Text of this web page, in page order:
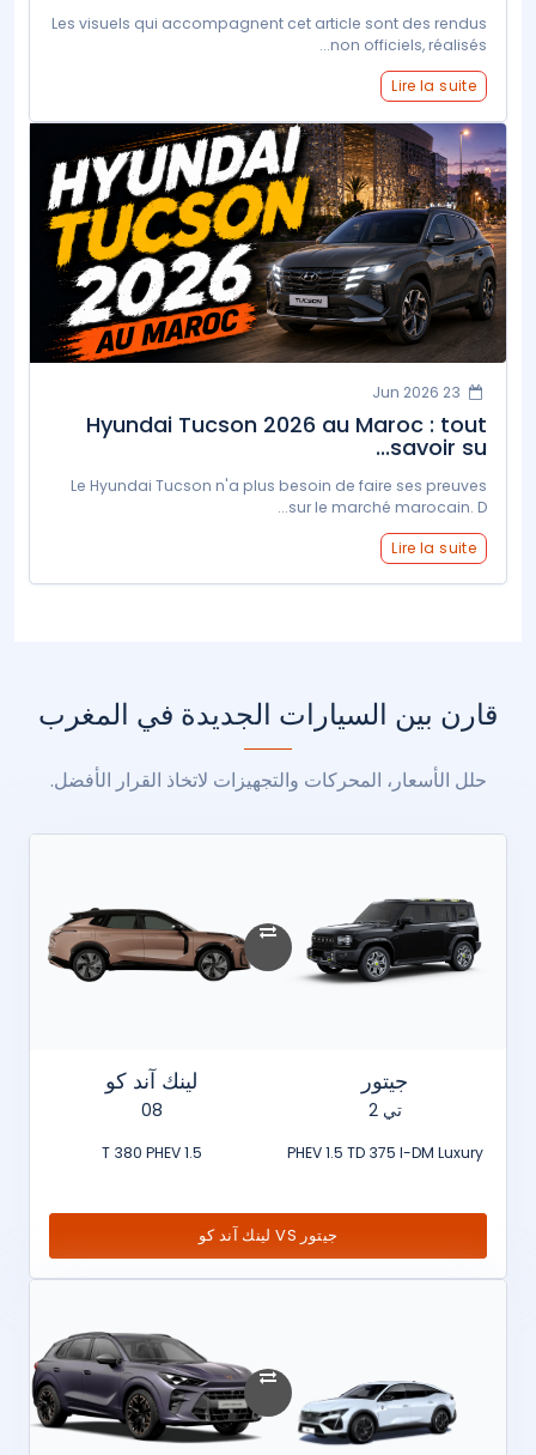
Les visuels qui accompagnent cet article sont des rendus
non officiels, réalisés...
Lire la suite
Hyundai Tucson 2026 au Maroc : tout
savoir su...
Le Hyundai Tucson n'a plus besoin de faire ses preuves
sur le marché marocain. D...
Lire la suite
قارن بين السيارات الجديدة في المغرب
حلل الأسعار، المحركات والتجهيزات لاتخاذ القرار الأفضل.
جيتور
تي 2
PHEV 1.5 TD 375 I-DM Luxury
لينك آند كو
08
1.5 T 380 PHEV
جيتور VS لينك آند كو